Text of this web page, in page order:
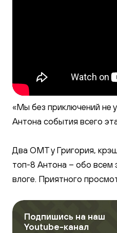
«Мы без приключений не
Антона события всего
Два ОМТ у Григория,
топ-8 Антона – обо
влоге. Приятного
Подпишись на наш
Youtube-канал